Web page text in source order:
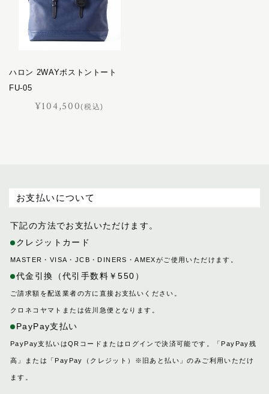
ハロン 2WAYボストントート
FU-05
¥104,500(税込)
価格見直しました
オーダーメイド
ポイント交換品
ニネット
パスチャー
ハーネス
ハロン
プランス
フリージアン
ブルトン
フロイント
プログレス
ホースマン
レイヤー
レインズ
ロイヤル
お支払いについて
下記の方法でお支払いただけます。
クレジットカード
MASTER・VISA・JCB・DINERS・AMEXがご使用いただけます。
代金引換（代引手数料￥550）
ご請求額を配送業者の方に直接お支払いください。
クロネコヤマトまたは佐川急便となります。
PayPay支払い
PayPay支払いはQRコードまたはログインで決済可能です。「PayPay残
高」または「PayPay（クレジット）※旧あと払い」のみご利用いただけ
ます。